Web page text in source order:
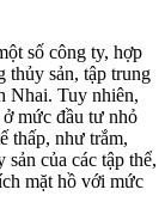
số công ty, hợp
thủy sản, tập trung
Nhai. Tuy nhiên,
mức đầu tư nhỏ
thấp, như trắm,
của các tập thể,
mặt hồ với mức